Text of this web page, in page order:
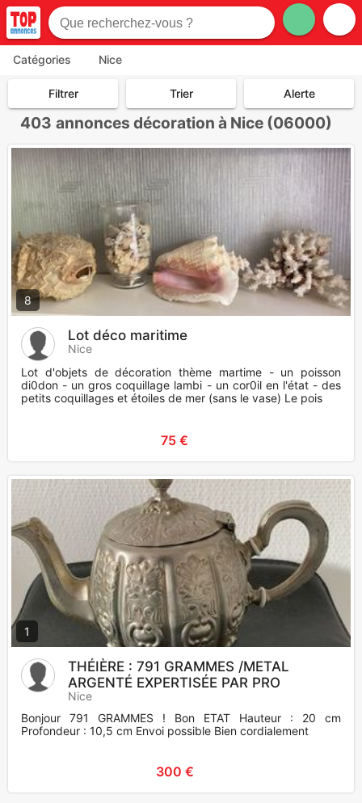
Catégories Nice
Filtrer Trier Alerte
403 annonces décoration à Nice (06000)
8
Lot déco maritime
Nice
Lot d'objets de décoration thème martime - un poisson
di0don - un gros coquillage lambi - un cor0il en l'état - des
petits coquillages et étoiles de mer (sans le vase) Le pois
75 €
1
THÉIÈRE : 791 GRAMMES /METAL
ARGENTÉ EXPERTISÉE PAR PRO
Nice
Bonjour 791 GRAMMES ! Bon ETAT Hauteur : 20 cm
Profondeur : 10,5 cm Envoi possible Bien cordialement
300 €